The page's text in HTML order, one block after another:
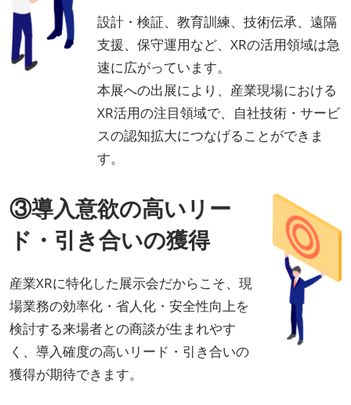
設計・検証、教育訓練、技術伝承、遠隔
支援、保守運用など、XRの活用領域は急
速に広がっています。
本展への出展により、産業現場における
XR活用の注目領域で、自社技術・サービ
スの認知拡大につなげることができま
す。
③導入意欲の高いリー
ド・引き合いの獲得
産業XRに特化した展示会だからこそ、現
場業務の効率化・省人化・安全性向上を
検討する来場者との商談が生まれやす
く、導入確度の高いリード・引き合いの
獲得が期待できます。